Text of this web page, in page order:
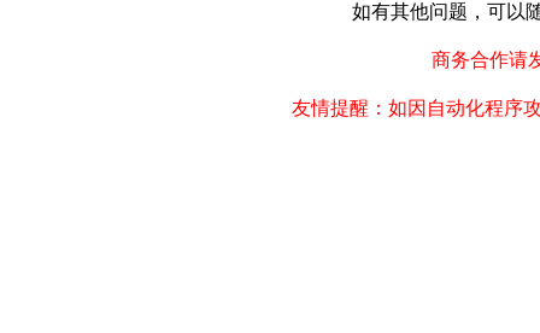
如有其他问题，可以
商务合作请
友情提醒：如因自动化程序